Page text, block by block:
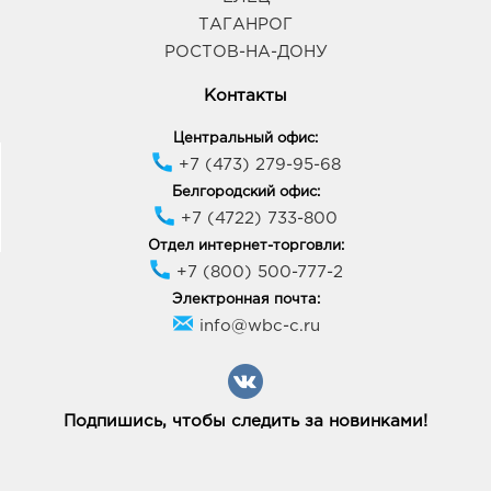
Воронеж ЦТ Новгородская: руб.
Новгородская, Дом 139а
График работы:9:00 - 20:00
Воронеж Подземный Переход: руб.
394006, Воронежская область, г Воронеж, ул 20-
летия Октября, Строение 119и
График работы:8:30 - 20:00
Воронеж Солнечный Рай: руб.
394006, Воронежская обл, г Воронеж, ул 20-летия
ТАГАНРОГ
РОСТОВ-НА-ДОНУ
Контакты
Центральный офис:
+7 (473) 279-95-68
Белгородский офис:
+7 (4722) 733-800
Отдел интернет-торговли:
+7 (800) 500-777-2
Электронная почта:
info@wbc-c.ru
Подпишись, чтобы следить за новинками!